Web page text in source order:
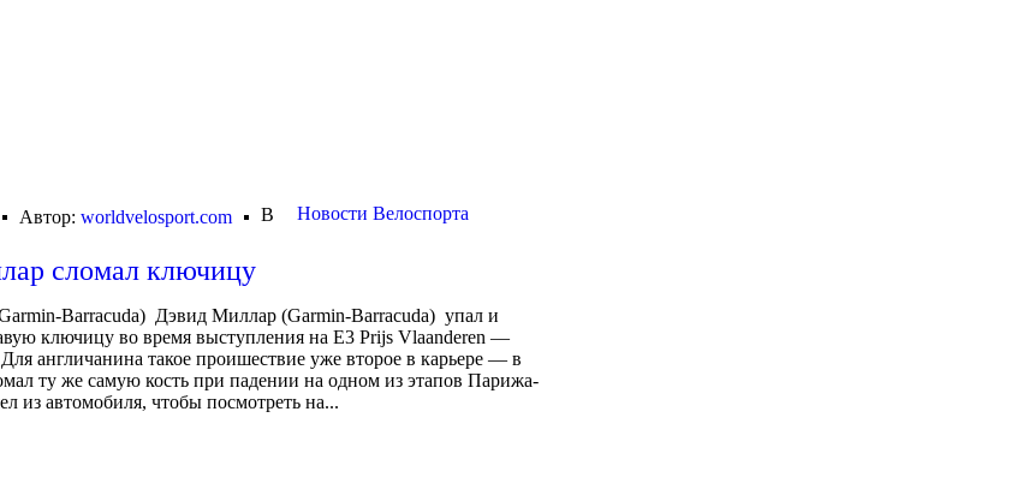
Автор:worldvelosport.com В Новости Велоспорта
сломал ключицу
Barracuda) Дэвид Миллар (Garmin-Barracuda) упал и
ключицу во время выступления на E3 Prijs Vlaanderen —
англичанина такое проишествие уже второе в карьере — в
ту же самую кость при падении на одном из этапов Парижа-
автомобиля, чтобы посмотреть на...